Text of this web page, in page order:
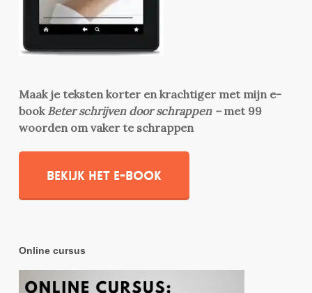
Maak je teksten korter en krachtiger met mijn e-
book Beter schrijven door schrappen –met 99
woorden om vaker te schrappen
Bekijk het e-book
Online cursus